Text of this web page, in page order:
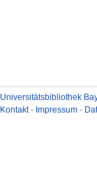
Universitätsbibliothek
Kontakt- Impressum -